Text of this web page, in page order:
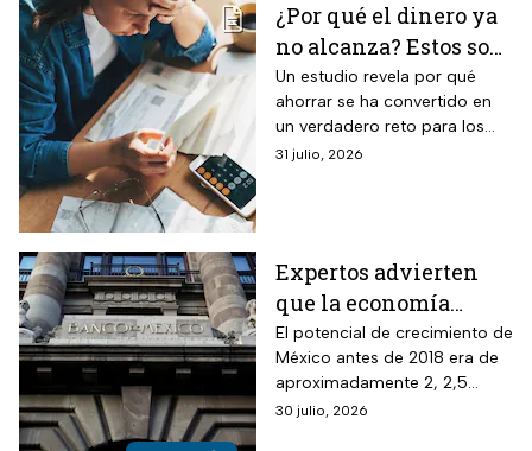
¿Por qué el dinero ya
no alcanza? Estos son
los gastos que más
impactan a los
mexicanos
Un estudio revela por qué
ahorrar se ha convertido en
un verdadero reto para los
mexicanos.
31 julio, 2026
Expertos advierten
que la economía
mexicana esta al
borde del colapso
El potencial de crecimiento de
México antes de 2018 era de
aproximadamente 2, 2,5
puntos del PIB y ahora por la
30 julio, 2026